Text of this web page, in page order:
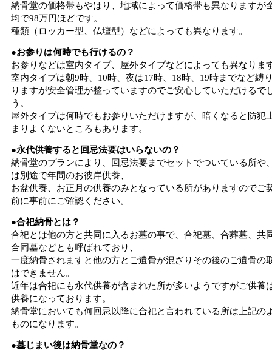
納骨堂の価格帯もやはり、地域によって価格帯も異なりますが
均で98万円ほどです。
種類（ロッカー型、仏壇型）などによっても異なります。
●お参りは何時でも行けるの？
お参りなどは室内タイプ、屋外タイプなどによっても異なりま
室内タイプは朝9時、10時、夜は17時、18時、19時までなど縛
りますが安全管理が整っていますのでご安心していただけるで
う。
屋外タイプは何時でもお参りいただけますが、暗くなると防犯
まりよくないところもあります。
●永代供養すると回忌法要はいらないの？
納骨堂のプランにより、回忌法要までセットでついている所や
は別途で年間のお彼岸供養、
お盆供養、お正月の供養のみとなっている所がありますのでご
前に事前にご確認ください。
●合祀納骨とは？
合祀とは他の方と共同に入るお墓の事で、合祀墓、合葬墓、共
合同墓などとも呼ばれており、
一度納骨されますと他の方とご遺骨が混ざりその後のご遺骨の
はできません。
近年は合祀にも永代供養が含まれた所が多いようですがご供養
供養になっております。
納骨堂においても何回忌以降に合祀と言われている所は上記の
ものになります。
●墓じまい後は納骨堂なの？